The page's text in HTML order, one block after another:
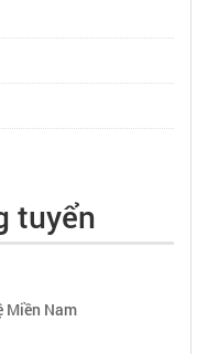
tuyển
Miền Nam